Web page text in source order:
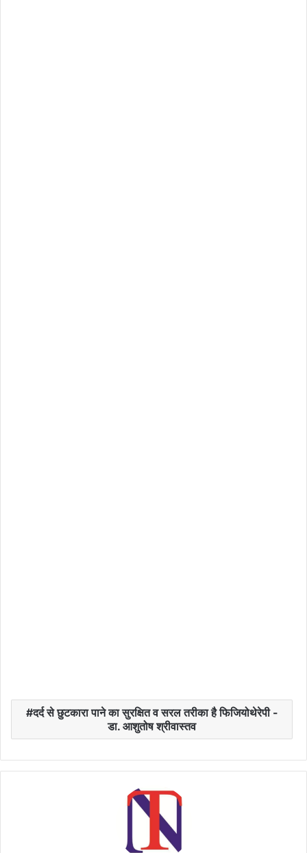
दर्द से छुटकारा पाने का सुरक्षित व सरल तरीका है फिजियोथेरेपी -
डा. आशुतोष श्रीवास्तव